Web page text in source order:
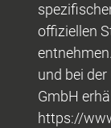
offiziellen
und bei
GmbH
https://